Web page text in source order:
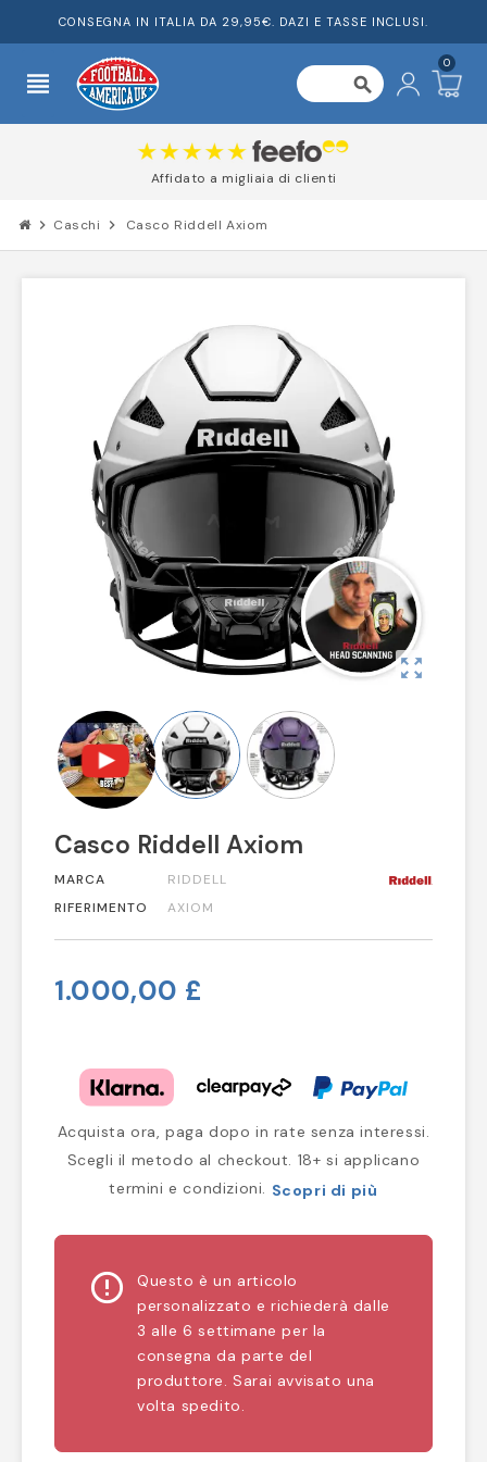
CONSEGNA IN ITALIA DA 29,95€. DAZI E TASSE INCLUSI.
view_headline search
0
Affidato a migliaia di clienti
chevron_right Caschi chevron_right Casco Riddell Axiom
zoom_out_map
Casco Riddell Axiom
MARCA
RIDDELL
RIFERIMENTO
AXIOM
1.000,00 £
Acquista ora, paga dopo in rate senza interessi.
Scegli il metodo al checkout. 18+ si applicano
termini e condizioni. Scopri di più
error_outline
Questo è un articolo
personalizzato e richiederà dalle
3 alle 6 settimane per la
consegna da parte del
produttore. Sarai avvisato una
volta spedito.